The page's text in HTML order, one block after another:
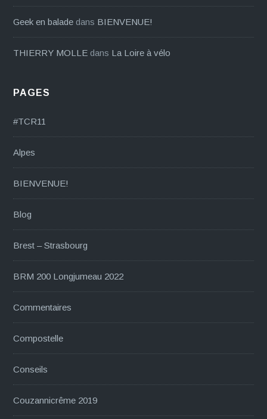
Geek en balade dans BIENVENUE!
THIERRY MOLLE dans La Loire à vélo
PAGES
#TCR11
Alpes
BIENVENUE!
Blog
Brest – Strasbourg
BRM 200 Longjumeau 2022
Commentaires
Compostelle
Conseils
Couzannicrême 2019